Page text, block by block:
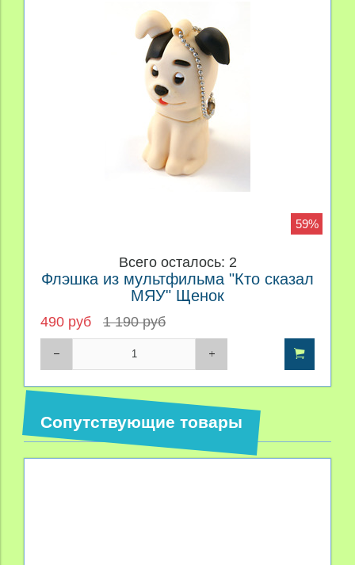
59%
Всего осталось: 2
Флэшка из мультфильма "Кто сказал
МЯУ" Щенок
490 руб 1 190 руб
Сопутствующие товары